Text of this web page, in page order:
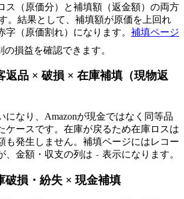
ス（原価分）と補填額（返金額）の両方
。結果として、補填額が原価を上回れ
字（原価割れ）になります。 補填ページ
の損益を確認できます。
返品 × 破損 × 在庫補填（現物返
になり、Amazonが現金ではなく同等品
ケースです。在庫が戻るため在庫ロスは
も発生しません。補填ページにはレコー
、金額・収支の列は - 表示になります。
破損・紛失 × 現金補填